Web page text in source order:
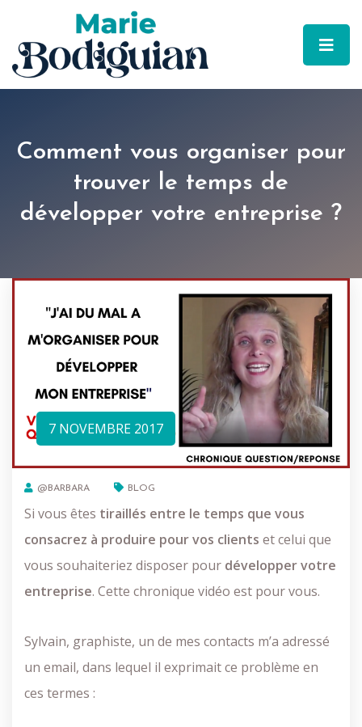
Comment vous organiser pour
trouver le temps de
développer votre entreprise ?
7 NOVEMBRE 2017
@BARBARA BLOG
Si vous êtes tiraillés entre le temps que vous
consacrez à produire pour vos clients et celui que
vous souhaiteriez disposer pour développer votre
entreprise. Cette chronique vidéo est pour vous.
Sylvain, graphiste, un de mes contacts m’a adressé
un email, dans lequel il exprimait ce problème en
ces termes :